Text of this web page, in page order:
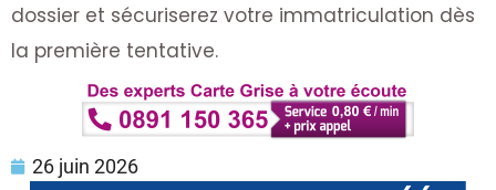
dossier et sécuriserez votre immatriculation dès
la première tentative.
26 juin 2026